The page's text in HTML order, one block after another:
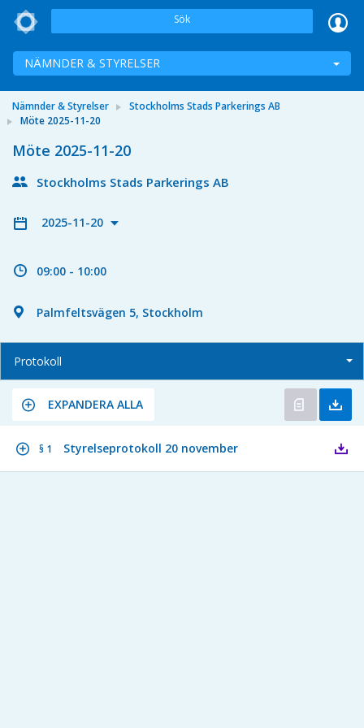
Sök
NÄMNDER & STYRELSER
Nämnder & Styrelser
Stockholms Stads Parkerings AB
Möte 2025-11-20
Möte 2025-11-20
Stockholms Stads Parkerings AB
2025-11-20
09:00 - 10:00
Palmfeltsvägen 5, Stockholm
Protokoll
EXPANDERA ALLA
§ 1 Styrelseprotokoll 20 november